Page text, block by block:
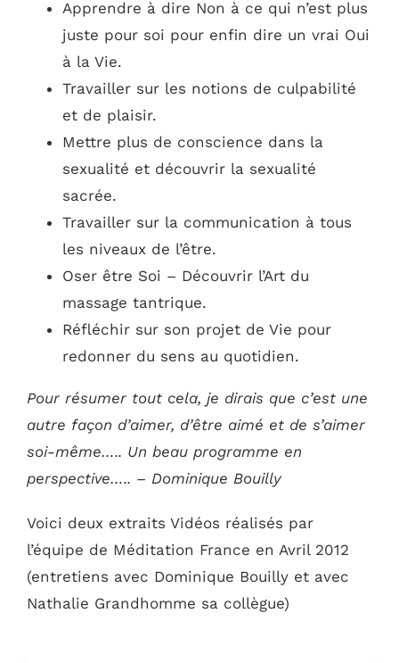
Apprendre à dire Non à ce qui n’est plus
juste pour soi pour enfin dire un vrai Oui
à la Vie.
Travailler sur les notions de culpabilité
et de plaisir.
Mettre plus de conscience dans la
sexualité et découvrir la sexualité
sacrée.
Travailler sur la communication à tous
les niveaux de l’être.
Oser être Soi – Découvrir l’Art du
massage tantrique.
Réfléchir sur son projet de Vie pour
redonner du sens au quotidien.
Pour résumer tout cela, je dirais que c’est une
autre façon d’aimer, d’être aimé et de s’aimer
soi-même….. Un beau programme en
perspective….. – Dominique Bouilly
Voici deux extraits Vidéos réalisés par
l’équipe de Méditation France en Avril 2012
(entretiens avec Dominique Bouilly et avec
Nathalie Grandhomme sa collègue)